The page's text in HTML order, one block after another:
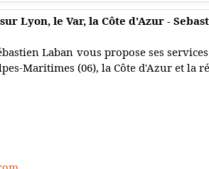
Lyon, le Var, la Côte d'Azur -
Laban vous propose ses
Maritimes (06), la Côte d'Azur et la